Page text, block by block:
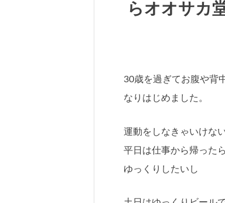
らオオサカ
30歳を過ぎてお腹や背
なりはじめました。
運動をしなきゃいけな
平日は仕事から帰った
ゆっくりしたいし